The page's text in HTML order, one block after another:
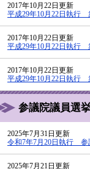
2017年10月22日更新
平成29年10月22日執行
2017年10月22日更新
平成29年10月22日執行
2017年10月22日更新
平成29年10月22日執行
参議院議員選
2025年7月31日更新
令和7年7月20日執行 参
2025年7月21日更新